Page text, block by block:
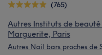
(765)
Autres Instituts de
Marguerite, Paris
Autres Nail bars proches de